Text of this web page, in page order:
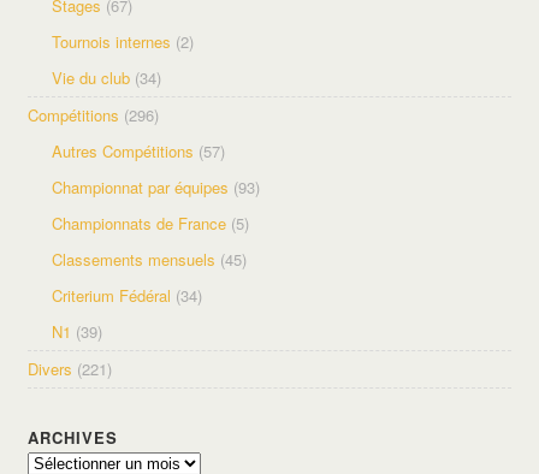
Stages (67)
Tournois internes (2)
Vie du club (34)
Compétitions (296)
Autres Compétitions (57)
Championnat par équipes (93)
Championnats de France (5)
Classements mensuels (45)
Criterium Fédéral (34)
N1 (39)
Divers (221)
ARCHIVES
Archives